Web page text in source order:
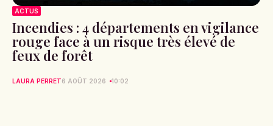
ACTUS
Incendies : 4 départements en vigilance
rouge face à un risque très élevé de
feux de forêt
LAURA PERRET6 AOÛT 2026 10:02